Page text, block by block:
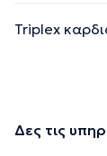
Triplex
Δες τις